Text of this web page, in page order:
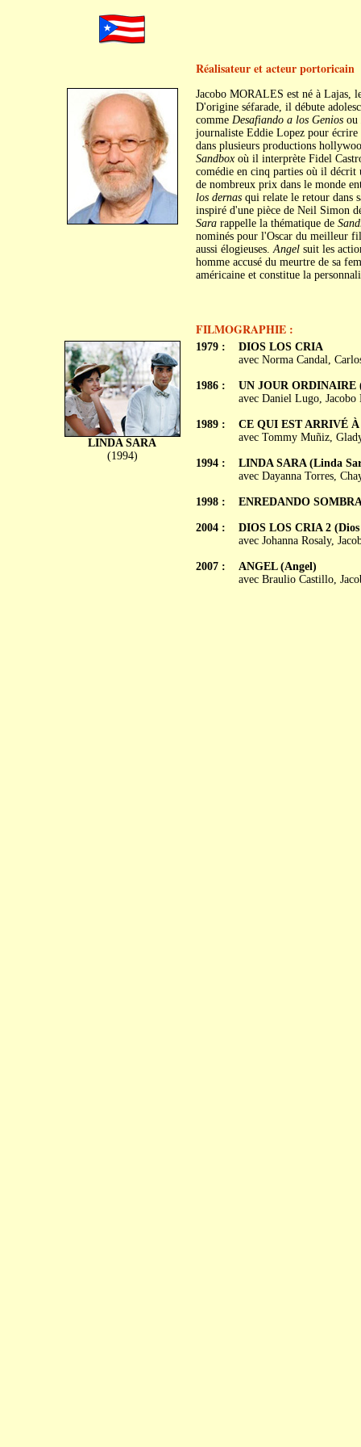
Réalisateur et acteur portoricain
Jacobo MORALES est né à Lajas,
D'origine séfarade, il débute
comme Desafiando a los Geniosou
journaliste Eddie Lopez pour écrire
dans plusieurs productions
Sandboxoù il interprète Fidel
comédie en cinq parties où il
de nombreux prix dans le monde
los dernasqui relate le retour dans
inspiré d'une pièce de Neil Simon
Sararappelle la thématique de
nominés pour l'Oscar du meilleur
aussi élogieuses.Angelsuit les
homme accusé du meurtre de sa
américaine et constitue la
FILMOGRAPHIE :
LINDA SARA
(1994)
1979 :
1986 :
1989 :
1994 :
1998 :
2004 :
2007 :
DIOS LOS CRIA
avec Norma Candal,
UN JOUR ORDINAIRE
avec Daniel Lugo,
CE QUI EST ARRIVÉ
avec Tommy Muñiz,
LINDA SARA (Linda
avec Dayanna Torres,
ENREDANDO
DIOS LOS CRIA 2
avec Johanna Rosaly,
ANGEL (Angel)
avec Braulio Castillo,